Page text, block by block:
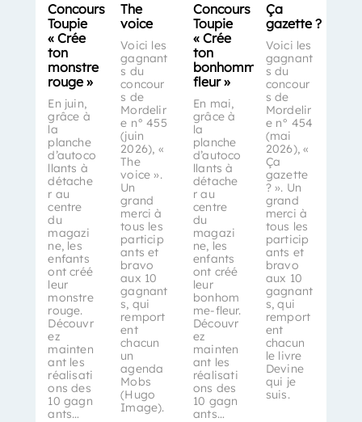
Concours
Toupie
« Crée
ton
monstre
rouge »
En juin,
grâce à
la
planche
d’autoco
llants à
détache
r au
centre
du
magazi
ne, les
enfants
ont créé
leur
monstre
rouge.
Découvr
ez
mainten
ant les
réalisati
ons des
10 gagn
ants…
The
voice
Voici les
gagnant
s du
concour
s de
Mordelir
e n° 455
(juin
2026), «
The
voice ».
Un
grand
merci à
tous les
particip
ants et
bravo
aux 10
gagnant
s, qui
remport
ent
chacun
un
agenda
Mobs
(Hugo
Image).
Concours
Toupie
« Crée
ton
bonhomme-
fleur »
En mai,
grâce à
la
planche
d’autoco
llants à
détache
r au
centre
du
magazi
ne, les
enfants
ont créé
leur
bonhom
me-fleur.
Découvr
ez
mainten
ant les
réalisati
ons des
10 gagn
ants…
Ça
gazette ?
Voici les
gagnant
s du
concour
s de
Mordelir
e n° 454
(mai
2026), «
Ça
gazette
? ». Un
grand
merci à
tous les
particip
ants et
bravo
aux 10
gagnant
s, qui
remport
ent
chacun
le livre
Devine
qui je
suis.